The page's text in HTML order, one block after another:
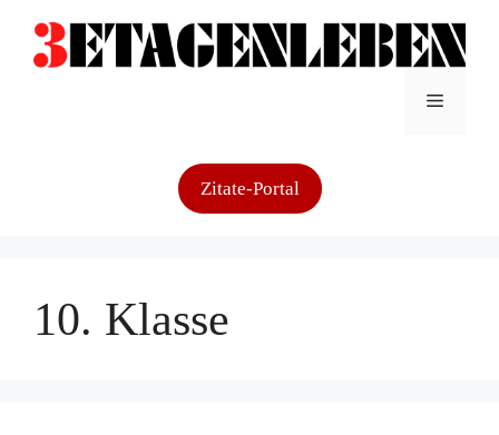
Inhalt
springen
Menü
Zitate-Portal
10. Klasse